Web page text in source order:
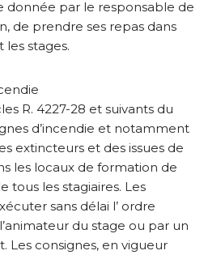
donnée par le responsable de
de prendre ses repas dans
les stages.
R. 4227-28 et suivants du
d’incendie et notamment
extincteurs et des issues de
les locaux de formation de
tous les stagiaires. Les
sans délai l’ ordre
du stage ou par un
Les consignes, en vigueur